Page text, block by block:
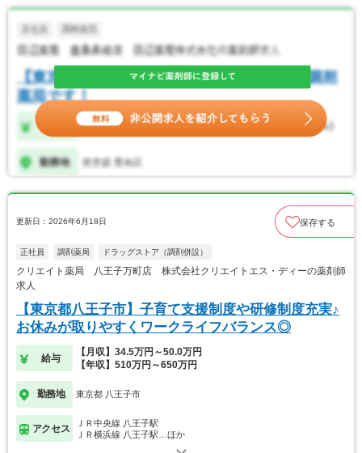
更新日：2026年6月18日 保存する
正社員 調剤薬局 ドラッグストア（調剤併設）
クリエイト薬局 八王子万町店 株式会社クリエイトエス・ディーの薬剤師
求人
【東京都八王子市】子育て支援制度や研修制度充実♪
お休みが取りやすくワークライフバランス◎
給与
【月収】34.5万円～50.0万円
【年収】510万円～650万円
勤務地 東京都 八王子市
アクセス
ＪＲ中央線 八王子駅
ＪＲ横浜線 八王子駅…ほか